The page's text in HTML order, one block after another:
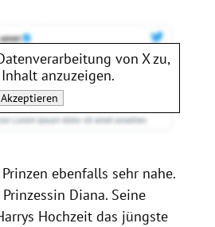
von Xzu,
anzuzeigen.
Akzeptieren
ebenfalls sehr nahe.
Prinzessin Diana. Seine
Hochzeit das jüngste